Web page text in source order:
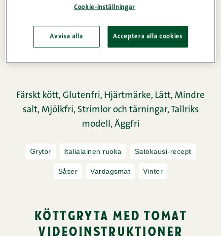
Cookie-inställningar
Avvisa alla Acceptera alla cookies